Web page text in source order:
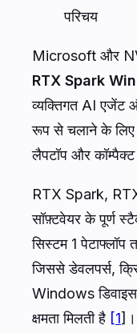
परिचय
Microsoft और
RTX Spark
व्यक्तिगत AI एजेंट
रूप से चलाने के लिए
लैपटॉप और कॉम्पैक्ट
RTX Spark,
सॉफ़्टवेयर के पूर्ण
सिस्टम 1 पेटाफ्लॉप
जिससे डेवलपर्स,
Windows
क्षमता मिलती है [1]।